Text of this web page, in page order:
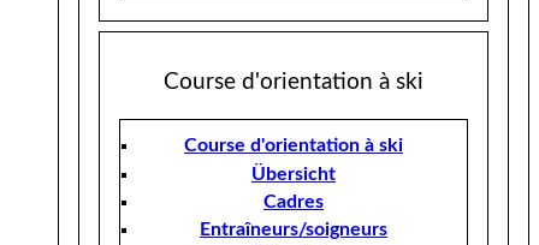
Course d'orientation à ski
Course d'orientation à ski
Übersicht
Cadres
Entraîneurs/soigneurs